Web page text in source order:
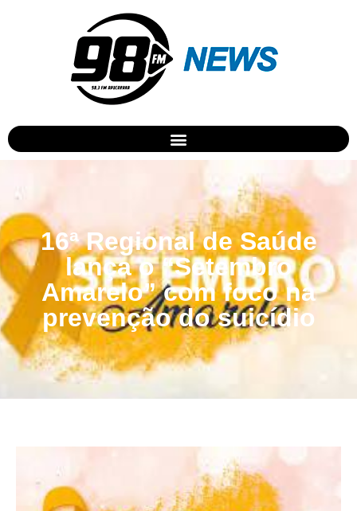
16ª Regional de Saúde
lança o “Setembro
Amarelo” com foco na
prevenção do suicídio